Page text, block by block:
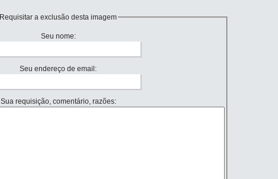
Requisitar a exclusão desta imagem
Seu nome:
Seu endereço de email:
Sua requisição, comentário, razões: